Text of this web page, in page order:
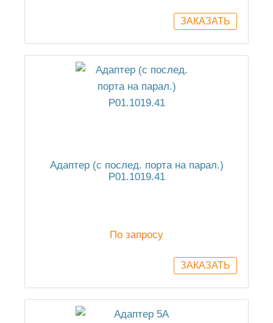
Адаптер (с послед. порта на парал.)
P01.1019.41
По запросу